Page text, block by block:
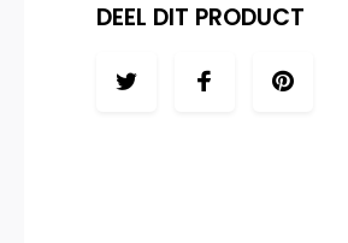
DEEL DIT PRODUCT